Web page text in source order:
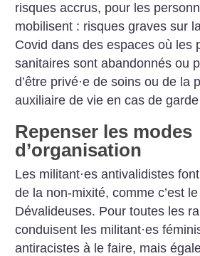
risques accrus, pour les
mobilisent : risques graves sur
Covid dans des espaces où les
sanitaires sont abandonnés ou
d’être privé·e de soins ou de la
auxiliaire de vie en cas de
Repenser les modes
d’organisation
Les militant·es antivalidistes
de la non-mixité, comme c’est
Dévalideuses. Pour toutes les
conduisent les militant·es
antiracistes à le faire, mais